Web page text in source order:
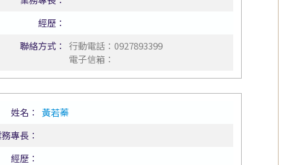
經歷：
聯絡方式：
行動電話：0927893399
電子信箱：
姓名：
黃若蓁
專長：
經歷：